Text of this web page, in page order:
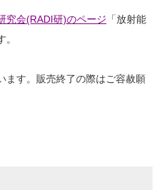
究会(RADI研)のページ 「放射能
ます。販売終了の際はご容赦願